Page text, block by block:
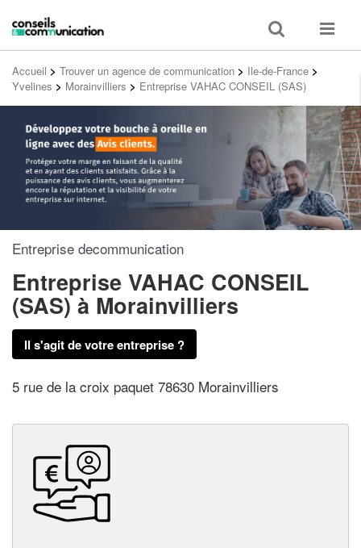
Toggle
search
Toggle
Accueil > Trouver un agence de communication > Ile-de-France >
Yvelines > Morainvilliers > Entreprise VAHAC CONSEIL (SAS)
Entreprise decommunication
Entreprise VAHAC CONSEIL
(SAS)à Morainvilliers
Il s'agit de votre entreprise ?
5 rue de la croix paquet 78630 Morainvilliers